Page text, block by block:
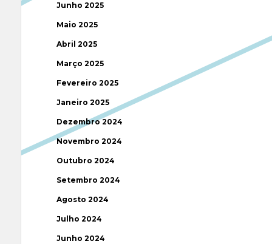
Junho 2025
Maio 2025
Abril 2025
Março 2025
Fevereiro 2025
Janeiro 2025
Dezembro 2024
Novembro 2024
Outubro 2024
Setembro 2024
Agosto 2024
Julho 2024
Junho 2024